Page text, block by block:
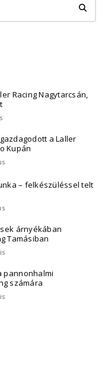
Racing Nagytarcsán,
a Laller
Kupán
– felkészüléssel telt
árnyékában
Tamásiban
pannonhalmi
számára